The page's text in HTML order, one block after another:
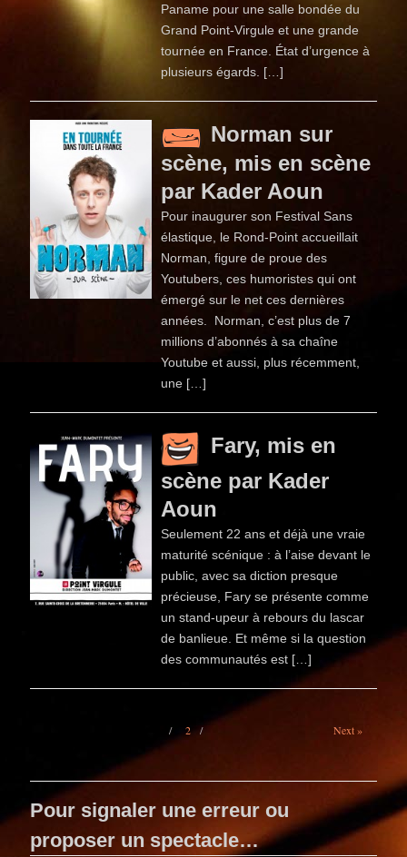
Paname pour une salle bondée du
Grand Point-Virgule et une grande
tournée en France. État d’urgence à
plusieurs égards. […]
Norman sur
scène, mis en scène
par Kader Aoun
Pour inaugurer son Festival Sans
élastique, le Rond-Point accueillait
Norman, figure de proue des
Youtubers, ces humoristes qui ont
émergé sur le net ces dernières
années. Norman, c’est plus de 7
millions d’abonnés à sa chaîne
Youtube et aussi, plus récemment,
une […]
Fary, mis en
scène par Kader
Aoun
Seulement 22 ans et déjà une vraie
maturité scénique : à l’aise devant le
public, avec sa diction presque
précieuse, Fary se présente comme
un stand-upeur à rebours du lascar
de banlieue. Et même si la question
des communautés est […]
2 Next »
Pour signaler une erreur ou
proposer un spectacle…